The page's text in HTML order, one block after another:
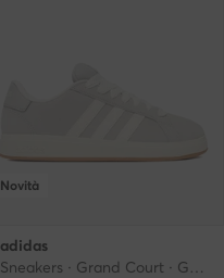
Novità
adidas
Sneakers · Grand Court · Grigio chiaro